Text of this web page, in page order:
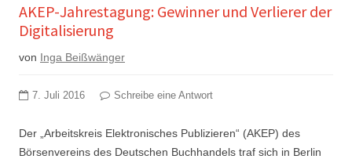
AKEP-Jahrestagung: Gewinner und Verlierer der
Digitalisierung
von Inga Beißwänger
7. Juli 2016 Schreibe eine Antwort
Der „Arbeitskreis Elektronisches Publizieren“ (AKEP) des
Börsenvereins des Deutschen Buchhandels traf sich in Berlin